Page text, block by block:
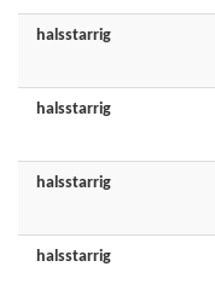
halsstarrig
halsstarrig
halsstarrig
halsstarrig